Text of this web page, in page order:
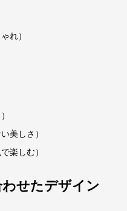
れ）
美しさ）
楽しむ）
せたデザイン